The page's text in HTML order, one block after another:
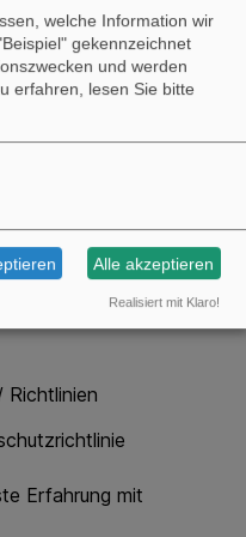
3879
ember 2
023
Richtlinien
Erfahrung mit
welche Information wir
gekennzeichnet
und werden
erfahren, lesen Sie bitte
Alle akzeptieren
Realisiert mit Klaro!